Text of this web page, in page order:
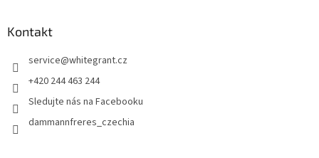
Kontakt
service@whitegrant.cz
+420 244 463 244
Sledujte nás na Facebooku
dammannfreres_czechia